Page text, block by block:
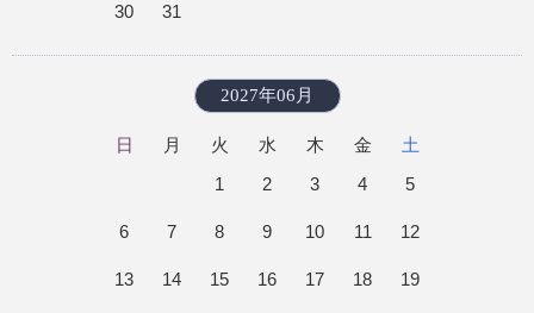
30 31
2027年06月
日 月 火 水 木 金
土
1
2 3 4 5
6 7 8 9 10 11 12
13 14 15 16 17 18 19